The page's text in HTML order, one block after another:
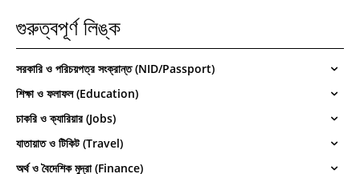
গুরুত্বপূর্ণ লিঙ্ক
সরকারি ও পরিচয়পত্র সংক্রান্ত (NID/Passport)
শিক্ষা ও ফলাফল (Education)
চাকরি ও ক্যারিয়ার (Jobs)
যাতায়াত ও টিকিট (Travel)
অর্থ ও বৈদেশিক মুদ্রা (Finance)